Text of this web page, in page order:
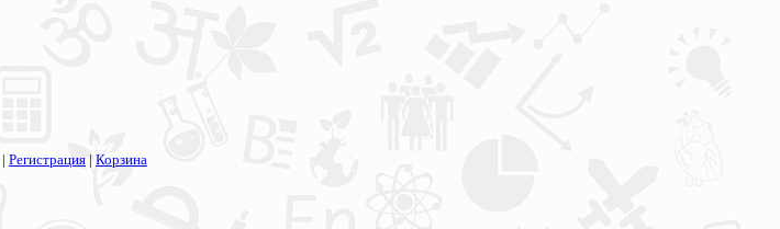
| Регистрация | Корзина